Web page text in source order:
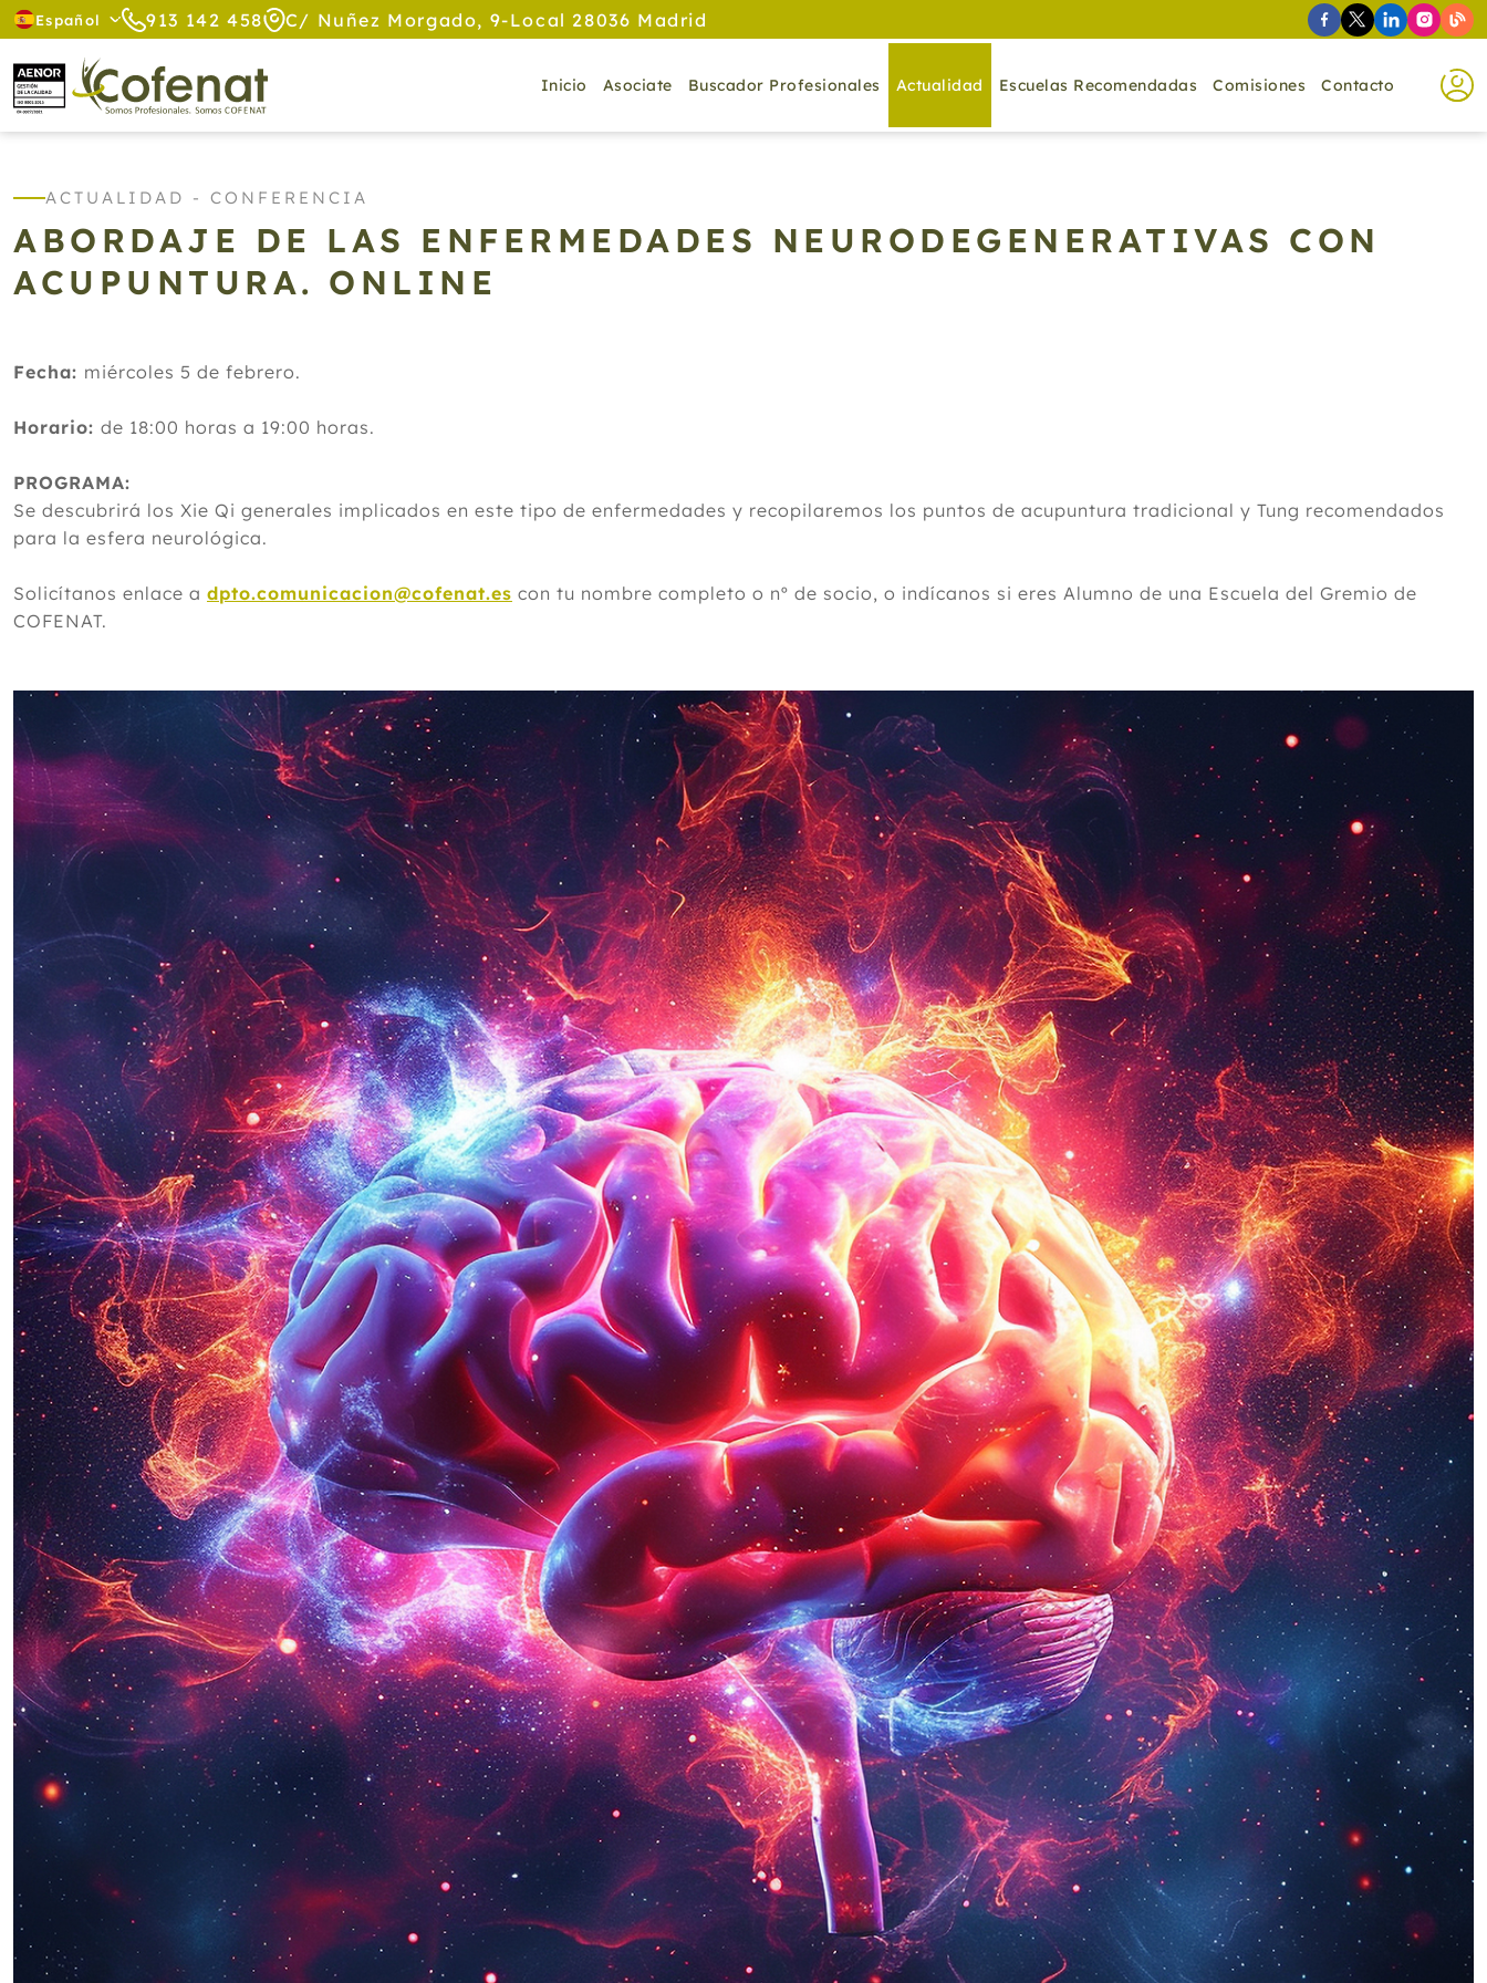
Español 913 142 458 C/ Nuñez Morgado, 9-Local 28036 Madrid
Inicio Asociate Buscador Profesionales Actualidad Escuelas Recomendadas Comisiones Contacto
ACTUALIDAD - CONFERENCIA
ABORDAJE DE LAS ENFERMEDADES NEURODEGENERATIVAS CON
ACUPUNTURA. ONLINE
Fecha: miércoles 5 de febrero.
Horario: de 18:00 horas a 19:00 horas.
PROGRAMA:
Se descubrirá los Xie Qi generales implicados en este tipo de enfermedades y recopilaremos los puntos de acupuntura tradicional y Tung recomendados
para la esfera neurológica.
Solicítanos enlace a dpto.comunicacion@cofenat.es con tu nombre completo o nº de socio, o indícanos si eres Alumno de una Escuela del Gremio de
COFENAT.